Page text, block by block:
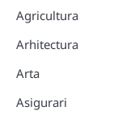
Agricultura
Arhitectura
Arta
Asigurari